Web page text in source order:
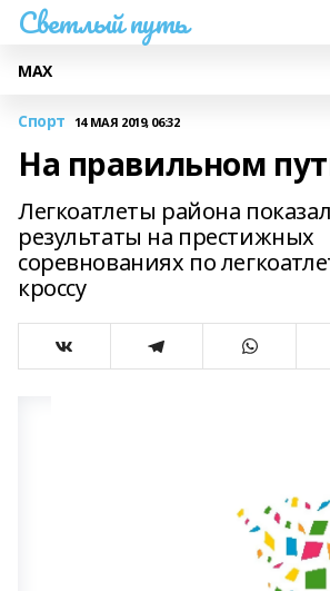
Светлый путь
МАХ
Спорт 14 МАЯ 2019, 06:32
На правильном
Легкоатлеты района
результаты на престижных
соревнованиях по
кроссу